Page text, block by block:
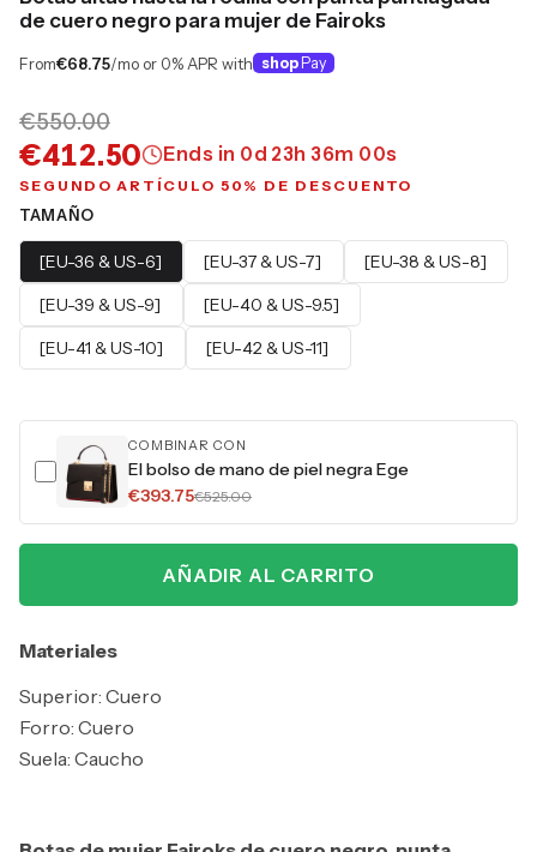
de cuero negro para mujer de Fairoks
From€68.75/mo or 0% APR with shop Pay
€550.00
€412.50 Ends in 0d 23h 35m 59s
SEGUNDO ARTÍCULO 50% DE DESCUENTO
TAMAÑO
[EU-36 & US-6] [EU-37 & US-7]
[EU-38 & US-8]
[EU-39 & US-9]
[EU-40 & US-9.5]
[EU-41 & US-10]
[EU-42 & US-11]
COMBINAR CON
El bolso de mano de piel negra Ege
€393.75€525.00
AÑADIR AL CARRITO
Materiales
Superior: Cuero
Forro: Cuero
Suela: Caucho